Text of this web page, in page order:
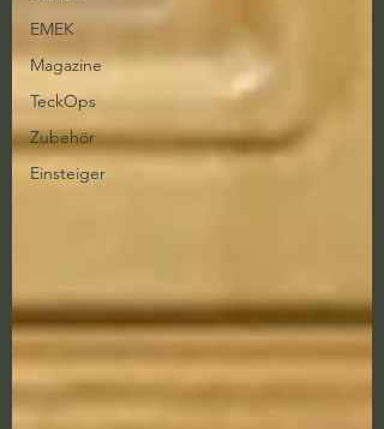
EMEK
Magazine
TeckOps
Zubehör
Einsteiger